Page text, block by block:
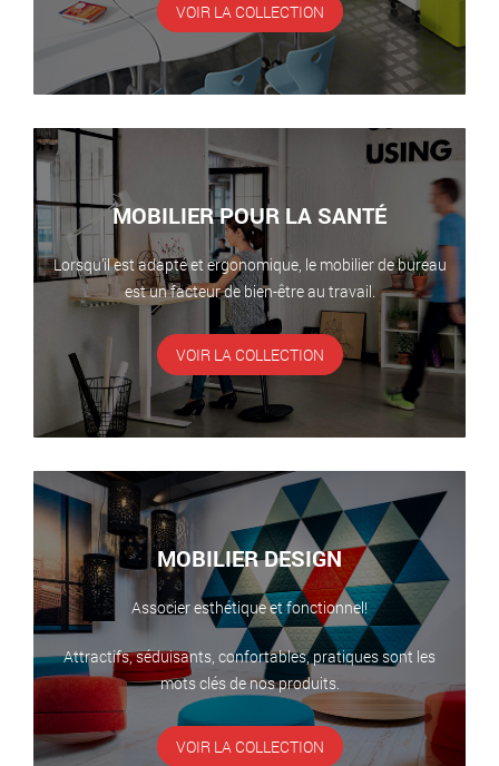
VOIR LA COLLECTION
MOBILIER POUR LA SANTÉ
Lorsqu’il est adapté et ergonomique, le mobilier de bureau
est un facteur de bien-être au travail.
VOIR LA COLLECTION
MOBILIER DESIGN
Associer esthétique et fonctionnel!
Attractifs, séduisants, confortables, pratiques sont les
mots clés de nos produits.
VOIR LA COLLECTION